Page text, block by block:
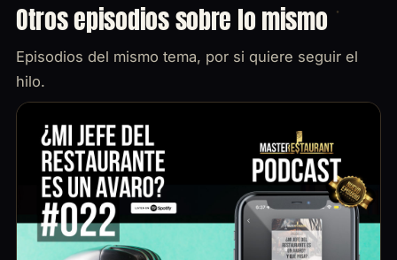
Otros episodios sobre lo mismo
Episodios del mismo tema, por si quiere seguir el
hilo.